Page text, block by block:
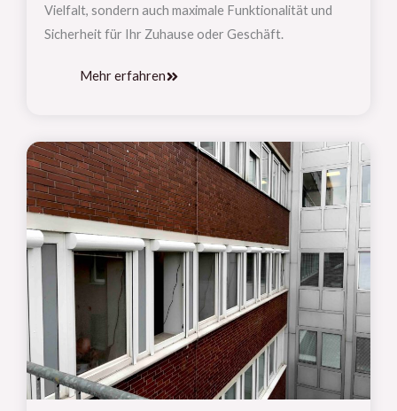
Vielfalt, sondern auch maximale Funktionalität und
Sicherheit für Ihr Zuhause oder Geschäft.
Mehr erfahren